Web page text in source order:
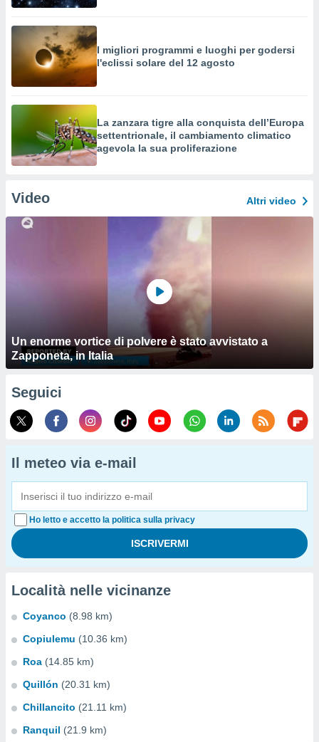
I migliori programmi e luoghi per godersi
l'eclissi solare del 12 agosto
La zanzara tigre alla conquista dell’Europa
settentrionale, il cambiamento climatico
agevola la sua proliferazione
Video Altri video
Un enorme vortice di polvere è stato avvistato a
Zapponeta, in Italia
Seguici
Il meteo via e-mail
Ho letto e accetto la politica sulla privacy
Località nelle vicinanze
Coyanco (8.98 km)
Copiulemu (10.36 km)
Roa (14.85 km)
Quillón (20.31 km)
Chillancito (21.11 km)
Ranquil (21.9 km)